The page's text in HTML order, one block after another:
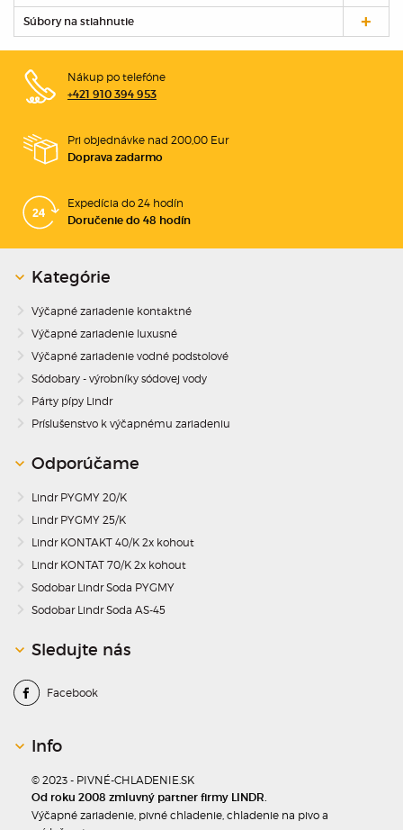
Súbory na stiahnutie
Nákup po telefóne
+421 910 394 953
Pri objednávke nad 200,00 Eur
Doprava zadarmo
Expedícia do 24 hodín
Doručenie do 48 hodín
Kategórie
Výčapné zariadenie kontaktné
Výčapné zariadenie luxusné
Výčapné zariadenie vodné podstolové
Sódobary - výrobníky sódovej vody
Párty pípy Lindr
Príslušenstvo k výčapnému zariadeniu
Odporúčame
Lindr PYGMY 20/K
Lindr PYGMY 25/K
Lindr KONTAKT 40/K 2x kohout
Lindr KONTAT 70/K 2x kohout
Sodobar Lindr Soda PYGMY
Sodobar Lindr Soda AS-45
Sledujte nás
Facebook
Info
© 2023 - PIVNÉ-CHLADENIE.SK
Od roku 2008 zmluvný partner firmy LINDR.
Výčapné zariadenie, pivné chladenie, chladenie na pivo a